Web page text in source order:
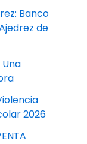
Banco
de
2026